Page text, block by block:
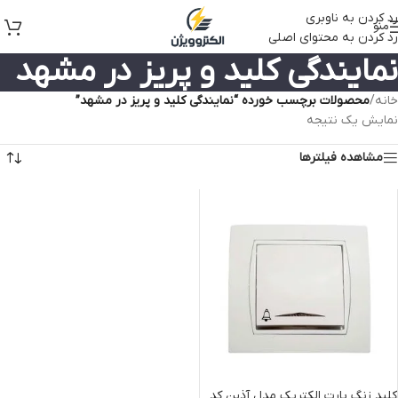
رد کردن به ناوبری
رد کردن به محتوای اصلی
منو
نمایندگی کلید و پریز در مشهد
خانه/محصولات برچسب خورده “نمایندگی کلید و پریز در مشهد”
نمایش یک نتیجه
مشاهده فیلترها